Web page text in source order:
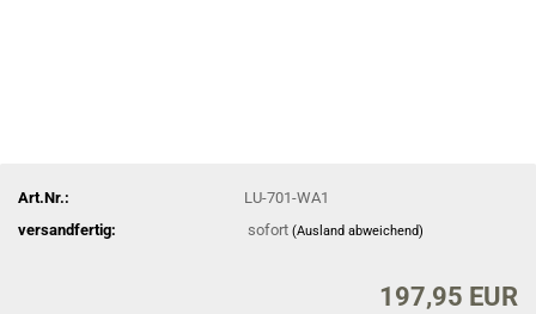
Art.Nr.:
LU-701-WA1
versandfertig:
sofort(Ausland abweichend)
197,95 EUR